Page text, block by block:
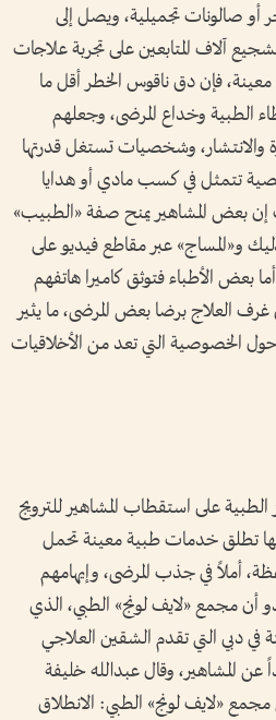
أو صالونات تجميلية، ويصل إلى
آلاف المتابعين على تجربة علاجات
فإن دق ناقوس الخطر أقل ما
الطبية وخداع المرضى، وجعلهم
والانتشار، وشخصيات تستغل قدرتها
تتمثل في كسب مادي أو هدايا
بعض المشاهير يمنح صفة «الطبيب»
و«المساج» عبر مقاطع فيديو على
بعض الأطباء فتوثق كاميرا هاتفهم
غرف العلاج برضا بعض المرضى، ما يثير
الخصوصية التي تعد من الأخلاقيات
الطبية على استقطاب المشاهير للترويج
تطلق خدمات طبية معينة تحمل
أملاً في جذب المرضى، وإيهامهم
أن مجمع «لايف لونج» الطبي، الذي
في دبي التي تقدم الشقين العلاجي
عن المشاهير، وقال عبدالله خليفة
«لايف لونج» الطبي: الانطلاق